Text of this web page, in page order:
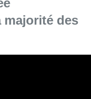
majorité des